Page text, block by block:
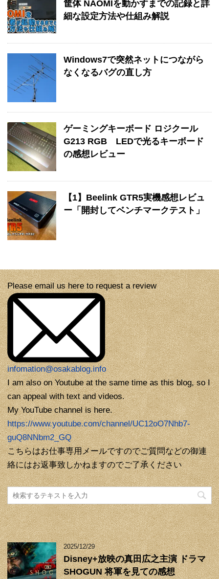
筐体 NAOMIを動かすまでの記録と詳
細な設定方法や仕組み解説
Windows7で突然ネットにつながら
なくなるバグの直し方
ゲーミングキーボード ロジクール
G213 RGB LEDで光るキーボード
の感想レビュー
【1】Beelink GTR5実機感想レビュ
ー「開封してベンチマークテスト」
Please email us here to request a review
infomation@osakablog.info
I am also on Youtube at the same time as this blog, so I
can appeal with text and videos.
My YouTube channel is here.
https://www.youtube.com/channel/UC12oO7Nhb7-
guQ8NNbm2_GQ
こちらはお仕事専用メールですのでご質問などの御連
絡にはお返事致しかねますのでご了承ください
2025/12/29
Disney+放映の真田広之主演 ドラマ
SHOGUN 将軍を見ての感想